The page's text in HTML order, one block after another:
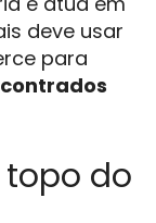
deve usar
para
do